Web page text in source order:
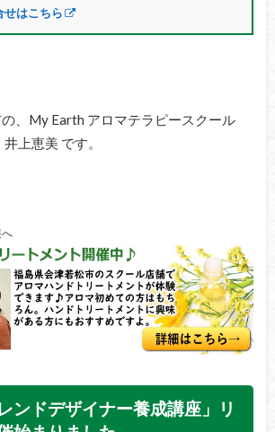
せはこちら
、My Earth アロマテラピースクール
上恵美 です。
ンドデザイナー養成講座」リ